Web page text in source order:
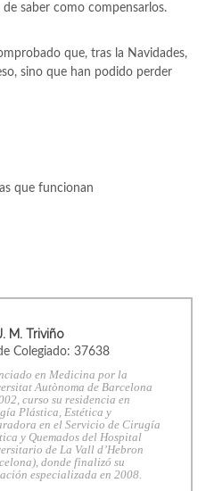
saber como compensarlos.
que, tras la Navidades,
sino que han podido perder
M. Triviño
Colegiado: 37638
en Medicina por la
Autònoma de Barcelona
curso su residencia en
Plástica, Estética y
en el Servicio de Cirugía
y Quemados del Hospital
de La Vall d’Hebron
donde finalizó su
especializada en 2008.